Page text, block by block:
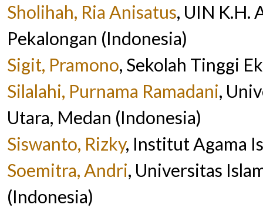
Sholihah, Ria Anisatus, UIN K.H.
Pekalongan (Indonesia)
Sigit, Pramono, Sekolah Tinggi
Silalahi, Purnama Ramadani,
Utara, Medan (Indonesia)
Siswanto, Rizky, Institut Agama
Soemitra, Andri, Universitas
(Indonesia)